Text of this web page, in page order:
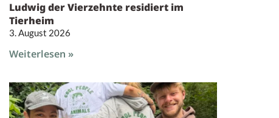
Ludwig der Vierzehnte residiert im
Tierheim
3. August 2026
Weiterlesen »